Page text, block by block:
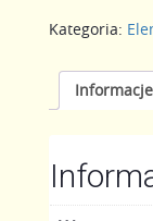
Kategoria: